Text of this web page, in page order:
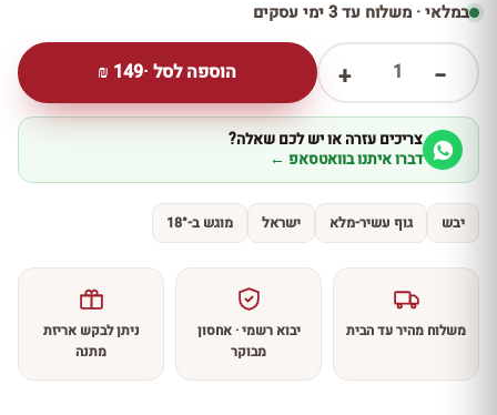
במלאי · משלוח עד 3 ימי עסקים
−
1
+ הוספה לסל ·149
₪
צריכים עזרה או יש לכם שאלה?
דברו איתנו בוואטסאפ ←
יבש גוף עשיר-מלא ישראל מוגש ב-18°
משלוח מהיר עד הבית
יבוא רשמי · אחסון
מבוקר
ניתן לבקש אריזת
מתנה